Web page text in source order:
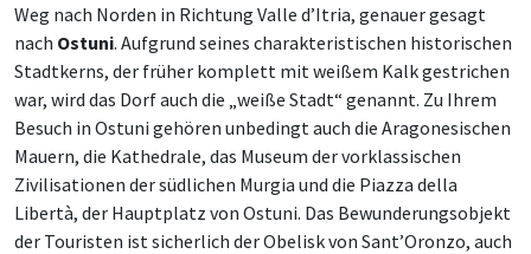
Weg nach Norden in Richtung Valle d’Itria, genauer gesagt
nach Ostuni. Aufgrund seines charakteristischen historischen
Stadtkerns, der früher komplett mit weißem Kalk gestrichen
war, wird das Dorf auch die „weiße Stadt“ genannt. Zu Ihrem
Besuch in Ostuni gehören unbedingt auch die Aragonesischen
Mauern, die Kathedrale, das Museum der vorklassischen
Zivilisationen der südlichen Murgia und die Piazza della
Libertà, der Hauptplatz von Ostuni. Das Bewunderungsobjekt
der Touristen ist sicherlich der Obelisk von Sant’Oronzo, auch